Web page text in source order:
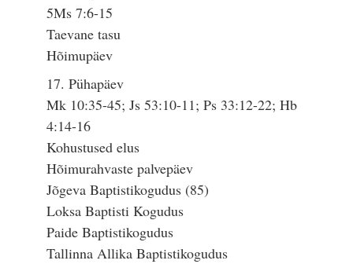
5Ms 7:6-15
Taevane tasu
Hõimupäev
17. Pühapäev
Mk 10:35-45; Js 53:10-11; Ps 33:12-22; Hb
4:14-16
Kohustused elus
Hõimurahvaste palvepäev
Jõgeva Baptistikogudus (85)
Loksa Baptisti Kogudus
Paide Baptistikogudus
Tallinna Allika Baptistikogudus